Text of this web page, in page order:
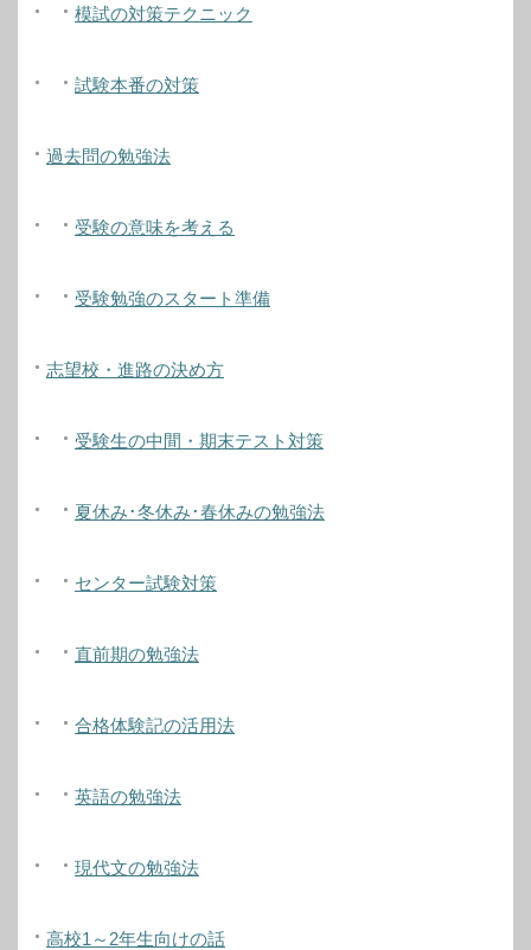
模試の対策テクニック
試験本番の対策
過去問の勉強法
受験の意味を考える
受験勉強のスタート準備
志望校・進路の決め方
受験生の中間・期末テスト対策
夏休み･冬休み･春休みの勉強法
センター試験対策
直前期の勉強法
合格体験記の活用法
英語の勉強法
現代文の勉強法
高校1～2年生向けの話